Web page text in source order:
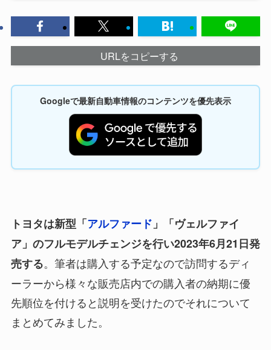
URLをコピーする
Googleで最新自動車情報のコンテンツを優先表示
トヨタは新型「アルファード 」「ヴェルファイ
ア」のフルモデルチェンジを行い2023年6月21日発
売する。筆者は購入する予定なので訪問するディ
ーラーから様々な販売店内での購入者の納期に優
先順位を付けると説明を受けたのでそれについて
まとめてみました。